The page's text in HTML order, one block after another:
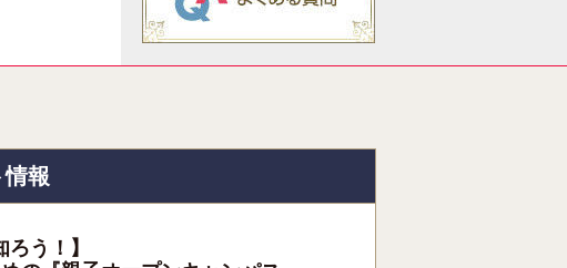
情報
ろう！】